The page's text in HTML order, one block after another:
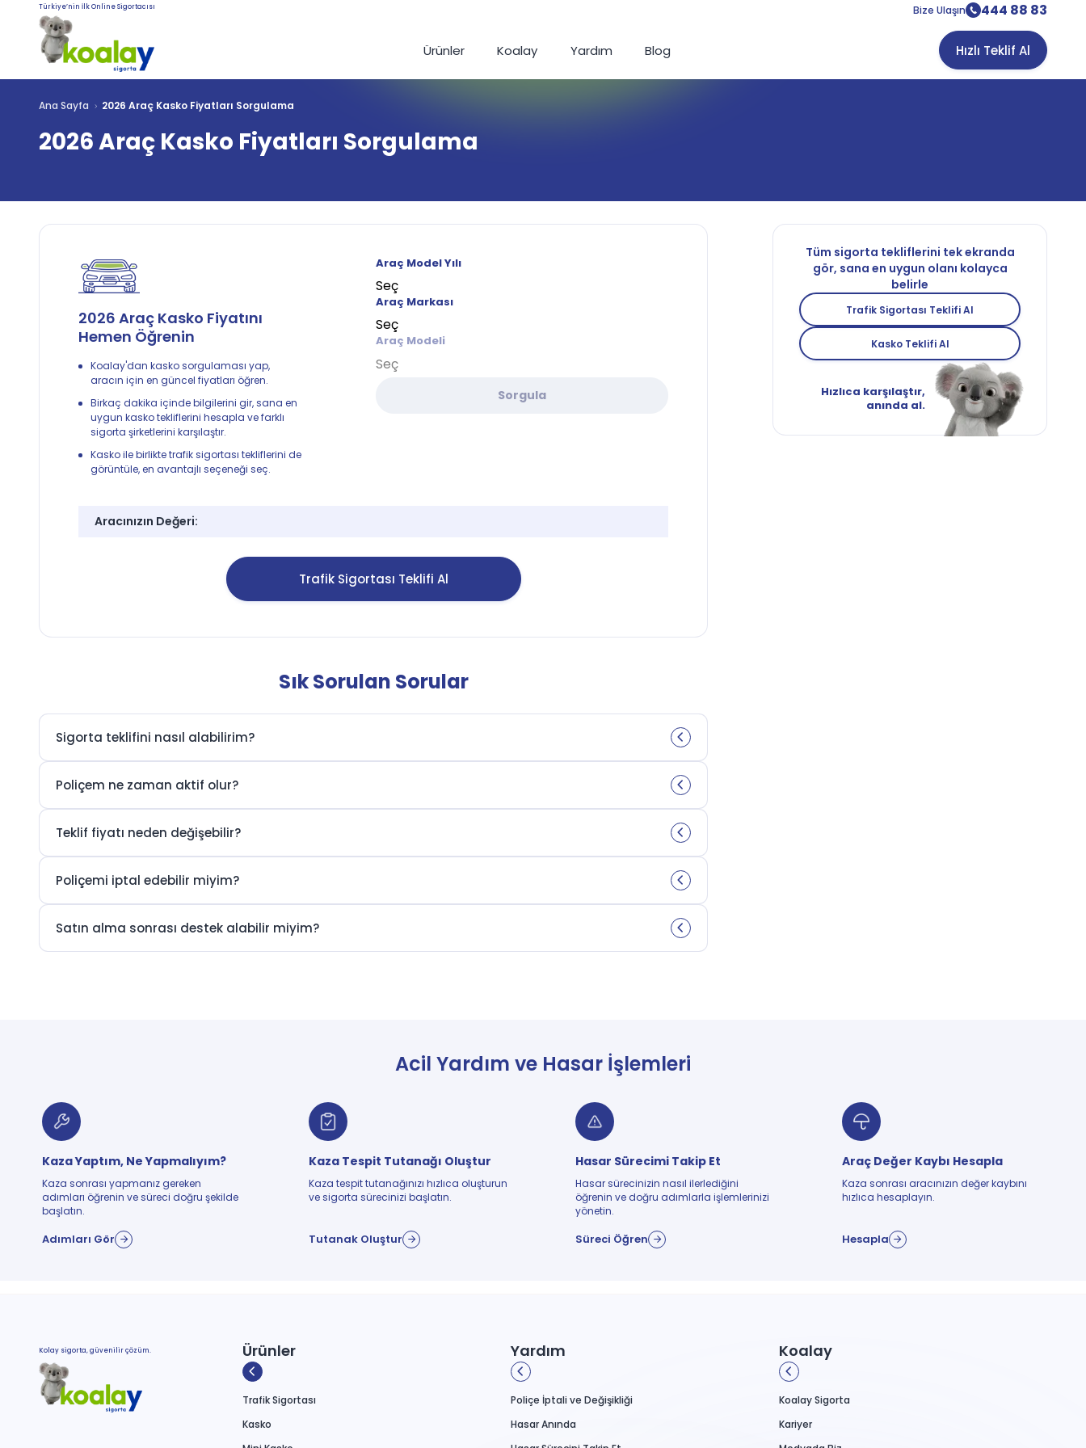
Bize Ulaşın 444 88 83
Türkiye’nin İlk Online Sigortacısı
Ürünler Koalay Yardım Blog Hızlı Teklif Al
Ana Sayfa 2026 Araç Kasko Fiyatları Sorgulama
2026 Araç Kasko Fiyatları Sorgulama
2026 Araç Kasko Fiyatını
Hemen Öğrenin
Koalay'dan kasko sorgulaması yap,
aracın için en güncel fiyatları öğren.
Birkaç dakika içinde bilgilerini gir, sana en
uygun kasko tekliflerini hesapla ve farklı
sigorta şirketlerini karşılaştır.
Kasko ile birlikte trafik sigortası tekliflerini de
görüntüle, en avantajlı seçeneği seç.
Araç Model Yılı
Seç
Araç Markası
Seç
Araç Modeli
Seç
Sorgula
Aracınızın Değeri:
Trafik Sigortası Teklifi Al
Sık Sorulan Sorular
Sigorta teklifini nasıl alabilirim?
Poliçem ne zaman aktif olur?
Teklif fiyatı neden değişebilir?
Poliçemi iptal edebilir miyim?
Satın alma sonrası destek alabilir miyim?
Tüm sigorta tekliflerini tek ekranda
gör, sana en uygun olanı kolayca
belirle
Trafik Sigortası Teklifi Al
Kasko Teklifi Al
Hızlıca karşılaştır,
anında al.
Acil Yardım ve Hasar İşlemleri
Kaza Yaptım, Ne Yapmalıyım?
Kaza sonrası yapmanız gereken
adımları öğrenin ve süreci doğru şekilde
başlatın.
Adımları Gör
Kaza Tespit Tutanağı Oluştur
Kaza tespit tutanağınızı hızlıca oluşturun
ve sigorta sürecinizi başlatın.
Tutanak Oluştur
Hasar Sürecimi Takip Et
Hasar sürecinizin nasıl ilerlediğini
öğrenin ve doğru adımlarla işlemlerinizi
yönetin.
Süreci Öğren
Araç Değer Kaybı Hesapla
Kaza sonrası aracınızın değer kaybını
hızlıca hesaplayın.
Hesapla
Kolay sigorta, güvenilir çözüm. Ürünler
Trafik Sigortası
Kasko
Yardım
Poliçe İptali ve Değişikliği
Hasar Anında
Koalay
Koalay Sigorta
Kariyer